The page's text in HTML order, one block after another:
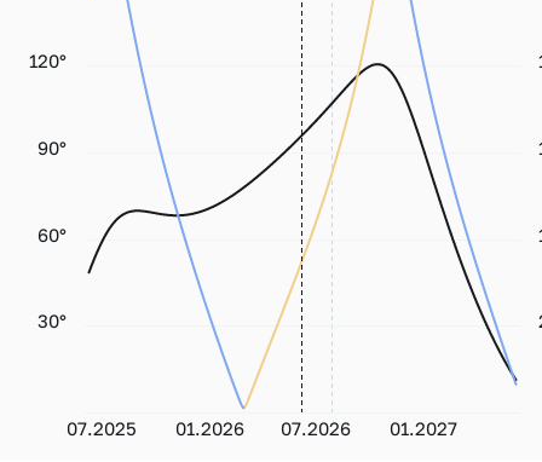
07.2025 01.2026 07.2026 01.2027
30°
60°
90°
120°